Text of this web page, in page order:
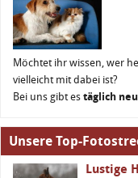
Möchtet ihr wissen, wer
vielleicht mit dabei ist?
Bei uns gibt es täglich neu
Unsere Top-
Lustige